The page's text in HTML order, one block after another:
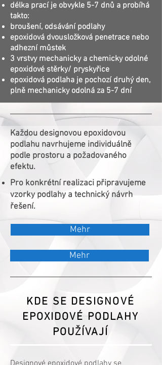
délka prací je obvykle 5-7 dnů a probíhá
takto:
broušení, odsávání podlahy
epoxidová dvousložková penetrace nebo
adhezní můstek
3 vrstvy mechanicky a chemicky odolné
epoxidové stěrky/ pryskyřice
epoxidová podlaha je pochozí druhý den,
plně mechanicky odolná za 5-7 dní
Každou designovou epoxidovou
podlahu navrhujeme individuálně
podle prostoru a požadovaného
efektu.
Pro konkrétní realizaci připravujeme
vzorky podlahy a technický návrh
řešení.
Mehr
Mehr
KDE SE DESIGNOVÉ
EPOXIDOVÉ PODLAHY
POUŽÍVAJÍ